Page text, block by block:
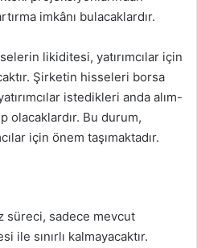
imkânı bulacaklardır.
likiditesi, yatırımcılar için
Şirketin hisseleri borsa
istedikleri anda alım-
olacaklardır. Bu durum,
için önem taşımaktadır.
süreci, sadece mevcut
sınırlı kalmayacaktır.